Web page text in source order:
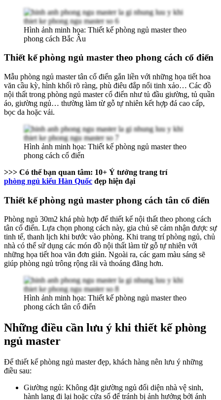
Hình ảnh minh họa: Thiết kế phòng ngủ master theo
phong cách Bắc Âu
Thiết kế phòng ngủ master theo phong cách cổ điển
Mẫu phòng ngủ master tân cổ điển gắn liền với những họa tiết hoa
văn cầu kỳ, hình khối rõ ràng, phù điêu đắp nổi tinh xảo… Các đồ
nội thất trong phòng ngủ master cổ điển như tủ đầu giường, tủ quần
áo, giường ngủ… thường làm từ gỗ tự nhiên kết hợp đá cao cấp,
bọc da hoặc vải.
Hình ảnh minh họa: Thiết kế phòng ngủ master theo
phong cách cổ điển
>>> Có thể bạn quan tâm: 10+ Ý tưởng trang trí
phòng ngủ kiểu Hàn Quốc đẹp hiện đại
Thiết kế phòng ngủ master phong cách tân cổ điển
Phòng ngủ 30m2 khá phù hợp để thiết kế nội thất theo phong cách
tân cổ điển. Lựa chọn phong cách này, gia chủ sẽ cảm nhận được sự
tinh tế, thanh lịch khi bước vào phòng. Khi trang trí phòng ngủ, chủ
nhà có thể sử dụng các món đồ nội thất làm từ gỗ tự nhiên với
những họa tiết hoa văn đơn giản. Ngoài ra, các gam màu sáng sẽ
giúp phòng ngủ trông rộng rãi và thoáng đãng hơn.
Hình ảnh minh họa: Thiết kế phòng ngủ master theo
phong cách tân cổ điển
Những điều cần lưu ý khi thiết kế phòng
ngủ master
Để thiết kế phòng ngủ master đẹp, khách hàng nên lưu ý những
điều sau:
Giường ngủ: Không đặt giường ngủ đối diện nhà vệ sinh,
hành lang đi lại hoặc cửa sổ để tránh bị ảnh hưởng bởi ánh